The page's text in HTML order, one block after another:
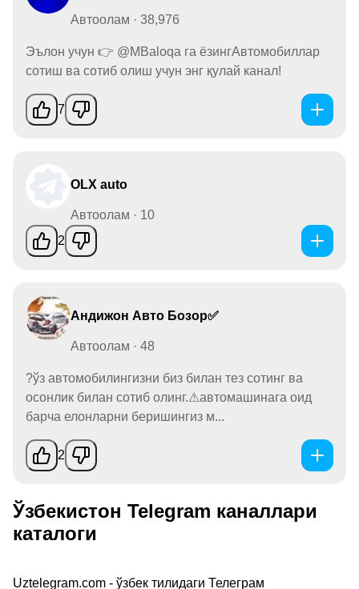
Автоолам · 38,976
Эълон учун 👉 @MBaloqa га ёзингАвтомобиллар
сотиш ва сотиб олиш учун энг қулай канал!
7
OLX auto
Автоолам · 10
2
Андижон Авто Бозор✅
Автоолам · 48
?ўз автомобилингизни биз билан тез сотинг ва
осонлик билан сотиб олинг.⚠автомашинага оид
барча елонларни беришингиз м...
2
Ўзбекистон Telegram каналлари
каталоги
Uztelegram.com - ўзбек тилидаги Телеграм